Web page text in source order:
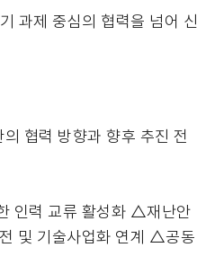
과제 중심의 협력을 넘어 신
협력 방향과 향후 추진 전
인력 교류 활성화 △재난안
및 기술사업화 연계 △공동